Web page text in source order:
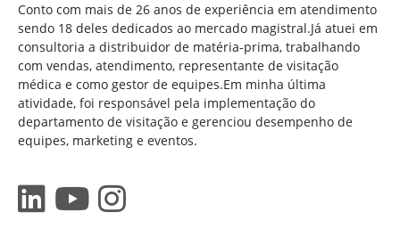
Conto com mais de 26 anos de experiência em atendimento
sendo 18 deles dedicados ao mercado magistral.Já atuei em
consultoria a distribuidor de matéria-prima, trabalhando
com vendas, atendimento, representante de visitação
médica e como gestor de equipes.Em minha última
atividade, foi responsável pela implementação do
departamento de visitação e gerenciou desempenho de
equipes, marketing e eventos.